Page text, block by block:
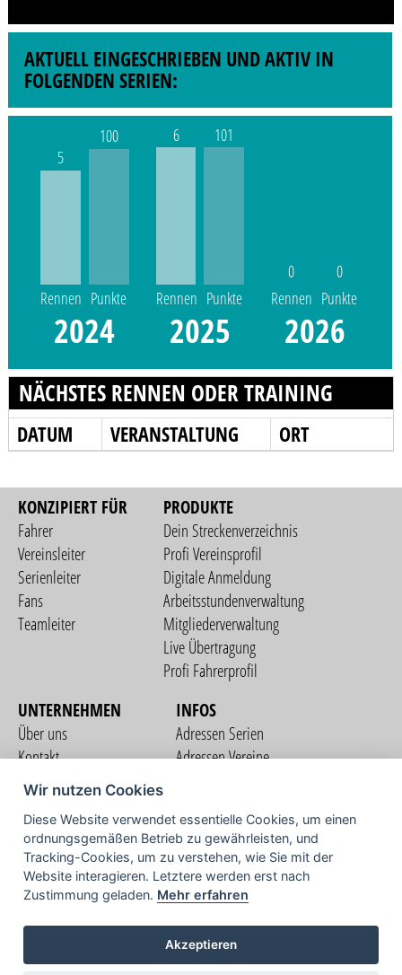
AKTUELL EINGESCHRIEBEN UND AKTIV IN
FOLGENDEN SERIEN:
5
Rennen
100
Punkte
2024
6
Rennen
101
Punkte
2025
0
Rennen
0
Punkte
2026
NÄCHSTES RENNEN ODER TRAINING
DATUM VERANSTALTUNG ORT
KONZIPIERT FÜR
Fahrer
Vereinsleiter
Serienleiter
Fans
Teamleiter
PRODUKTE
Dein Streckenverzeichnis
Profi Vereinsprofil
Digitale Anmeldung
Arbeitsstundenverwaltung
Mitgliederverwaltung
Live Übertragung
Profi Fahrerprofil
UNTERNEHMEN
Über uns
Kontakt
Nutzungsbedingungen
Datenschutzerklärung
Impressum
INFOS
Adressen Serien
Adressen Vereine
COMMUNITY
TV
Wir nutzen Cookies
Diese Website verwendet essentielle Cookies, um einen
ordnungsgemäßen Betrieb zu gewährleisten, und
Tracking-Cookies, um zu verstehen, wie Sie mit der
Website interagieren. Letztere werden erst nach
Zustimmung geladen. Mehr erfahren
Akzeptieren